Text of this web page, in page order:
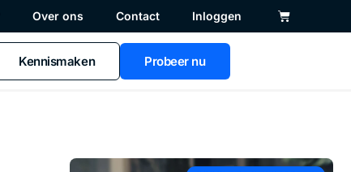
Over ons Contact Inloggen
Kennismaken Probeer nu